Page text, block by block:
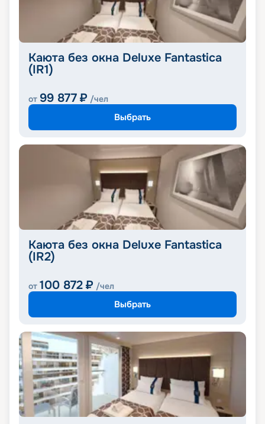
Каюта без окна Deluxe Fantastica
(IR1)
от 99 877 ₽ /чел
Выбрать
Каюта без окна Deluxe Fantastica
(IR2)
от 100 872 ₽ /чел
Выбрать